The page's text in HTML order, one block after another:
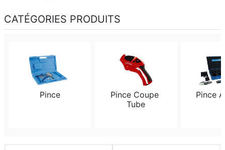
CATÉGORIES PRODUITS
Pince
Pince Coupe
Tube
Pince